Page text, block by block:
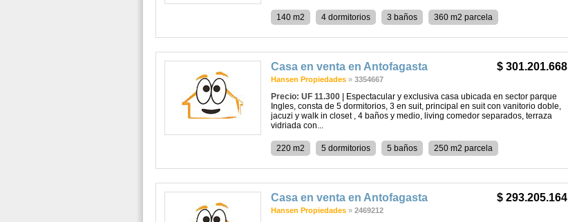
140 m2 4 dormitorios 3 baños 360 m2 parcela
$ 301.201.668
Casa en venta en Antofagasta
Hansen Propiedades » 3354667
Precio: UF 11.300 | Espectacular y exclusiva casa ubicada en sector parque
Ingles, consta de 5 dormitorios, 3 en suit, principal en suit con vanitorio doble,
jacuzi y walk in closet , 4 baños y medio, living comedor separados, terraza
vidriada con...
220 m2 5 dormitorios 5 baños 250 m2 parcela
$ 293.205.164
Casa en venta en Antofagasta
Hansen Propiedades » 2469212